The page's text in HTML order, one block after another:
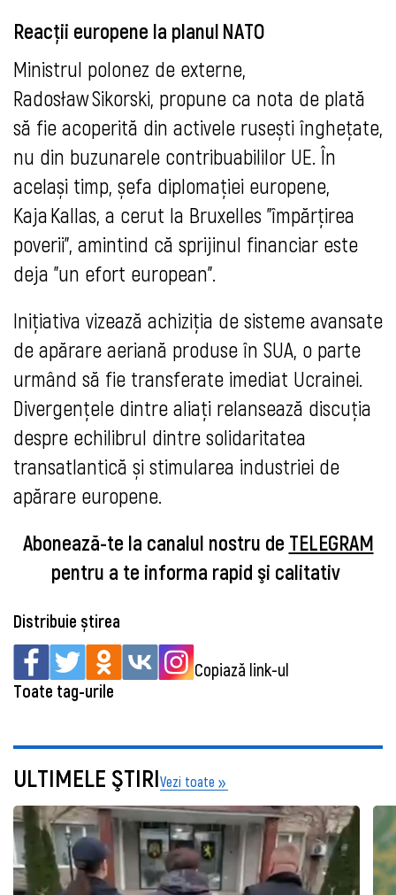
Reacții europene la planul NATO
Ministrul polonez de externe,
Radosław Sikorski, propune ca nota de plată
să fie acoperită din activele rusești înghețate,
nu din buzunarele contribuabililor UE. În
același timp, șefa diplomației europene,
Kaja Kallas, a cerut la Bruxelles "împărțirea
poverii", amintind că sprijinul financiar este
deja "un efort european".
Inițiativa vizează achiziția de sisteme avansate
de apărare aeriană produse în SUA, o parte
urmând să fie transferate imediat Ucrainei.
Divergențele dintre aliați relansează discuția
despre echilibrul dintre solidaritatea
transatlantică și stimularea industriei de
apărare europene.
Abonează-te la canalul nostru de TELEGRAM
pentru a te informa rapid şi calitativ
Distribuie știrea
Copiază link-ul
Toate tag-urile
ULTIMELE ŞTIRIVezi toate